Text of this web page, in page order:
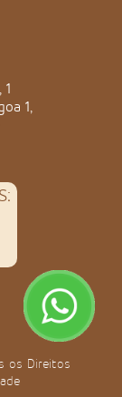
1,
os Direitos